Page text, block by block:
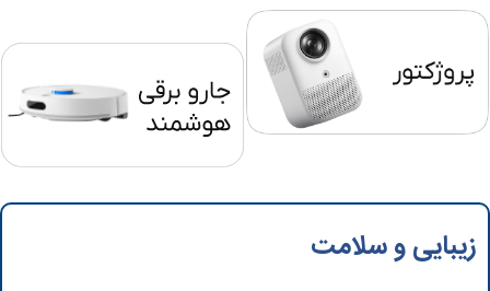
زیبایی و سلامت